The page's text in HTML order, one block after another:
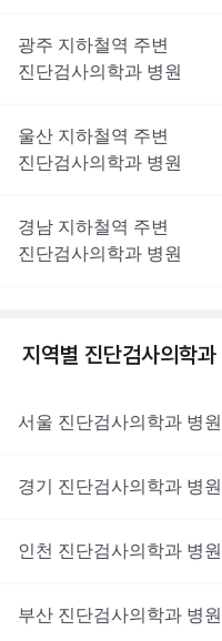
광주 지하철역 주변
진단검사의학과 병원
울산 지하철역 주변
진단검사의학과 병원
경남 지하철역 주변
진단검사의학과 병원
지역별 진단검사의학과
서울 진단검사의학과 병원
경기 진단검사의학과 병원
인천 진단검사의학과 병원
부산 진단검사의학과 병원